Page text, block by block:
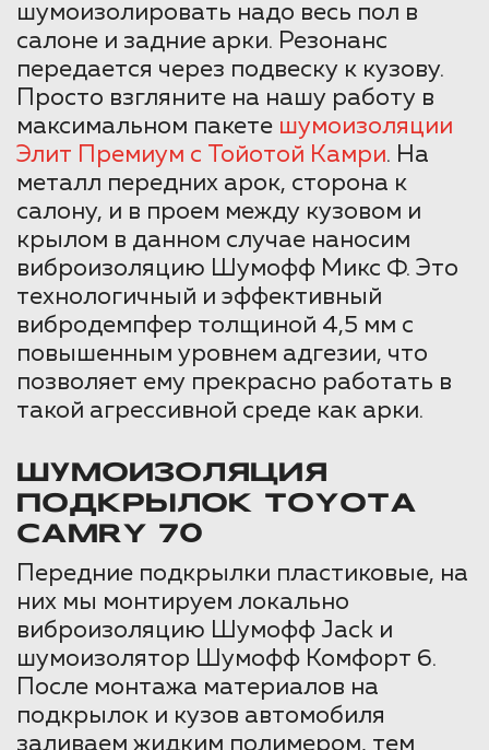
шумоизолировать надо весь пол в
салоне и задние арки. Резонанс
передается через подвеску к кузову.
Просто взгляните на нашу работу в
максимальном пакете шумоизоляции
Элит Премиум с Тойотой Камри. На
металл передних арок, сторона к
салону, и в проем между кузовом и
крылом в данном случае наносим
виброизоляцию Шумофф Микс Ф. Это
технологичный и эффективный
вибродемпфер толщиной 4,5 мм с
повышенным уровнем адгезии, что
позволяет ему прекрасно работать в
такой агрессивной среде как арки.
ШУМОИЗОЛЯЦИЯ
ПОДКРЫЛОК TOYOTA
CAMRY 70
Передние подкрылки пластиковые, на
них мы монтируем локально
виброизоляцию Шумофф Jack и
шумоизолятор Шумофф Комфорт 6.
После монтажа материалов на
подкрылок и кузов автомобиля
заливаем жидким полимером, тем